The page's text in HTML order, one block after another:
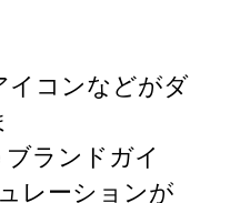
イコンなどがダ
ランドガイ
レーションが